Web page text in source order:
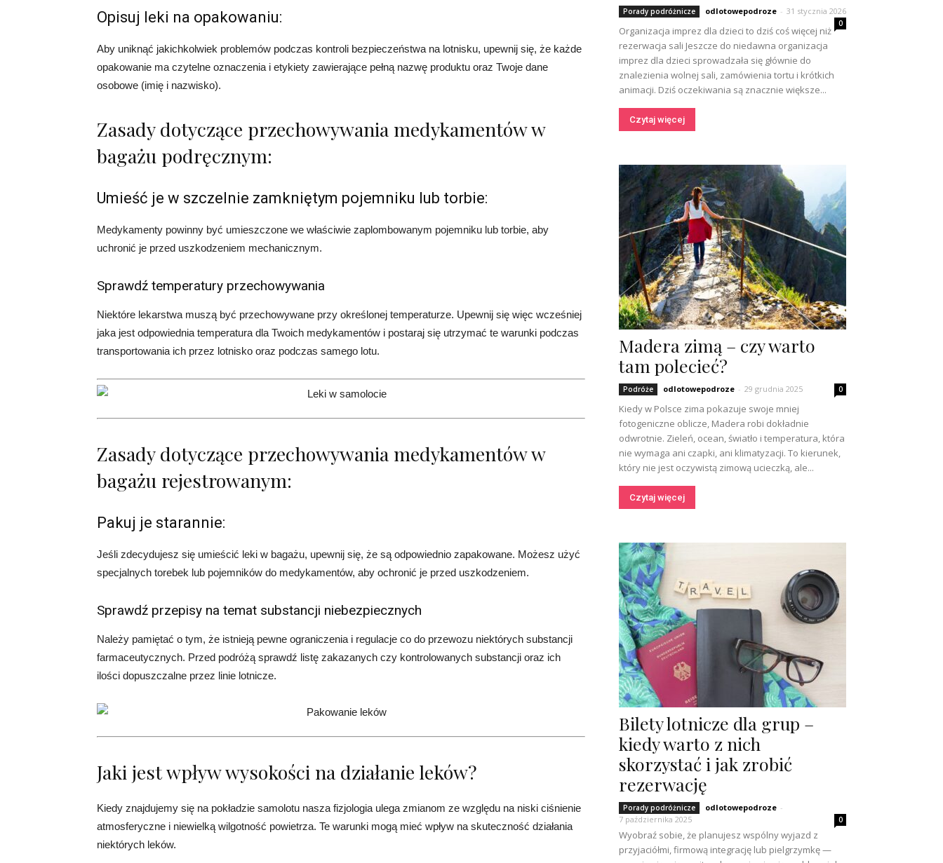
Opisuj leki na opakowaniu:
Aby uniknąć jakichkolwiek problemów podczas kontroli bezpieczeństwa na lotnisku, upewnij się, że każde
opakowanie ma czytelne oznaczenia i etykiety zawierające pełną nazwę produktu oraz Twoje dane
osobowe (imię i nazwisko).
Zasady dotyczące przechowywania medykamentów w
bagażu podręcznym:
Umieść je w szczelnie zamkniętym pojemniku lub torbie:
Medykamenty powinny być umieszczone we właściwie zaplombowanym pojemniku lub torbie, aby
uchronić je przed uszkodzeniem mechanicznym.
Sprawdź temperatury przechowywania
Niektóre lekarstwa muszą być przechowywane przy określonej temperaturze. Upewnij się więc wcześniej
jaka jest odpowiednia temperatura dla Twoich medykamentów i postaraj się utrzymać te warunki podczas
transportowania ich przez lotnisko oraz podczas samego lotu.
Zasady dotyczące przechowywania medykamentów w
bagażu rejestrowanym:
Pakuj je starannie:
Jeśli zdecydujesz się umieścić leki w bagażu, upewnij się, że są odpowiednio zapakowane. Możesz użyć
specjalnych torebek lub pojemników do medykamentów, aby ochronić je przed uszkodzeniem.
Sprawdź przepisy na temat substancji niebezpiecznych
Należy pamiętać o tym, że istnieją pewne ograniczenia i regulacje co do przewozu niektórych substancji
farmaceutycznych. Przed podróżą sprawdź listę zakazanych czy kontrolowanych substancji oraz ich
ilości dopuszczalne przez linie lotnicze.
Jaki jest wpływ wysokości na działanie leków?
Kiedy znajdujemy się na pokładzie samolotu nasza fizjologia ulega zmianom ze względu na niski ciśnienie
atmosferyczne i niewielką wilgotność powietrza. Te warunki mogą mieć wpływ na skuteczność działania
niektórych leków.
Porady podróżnicze odlotowepodroze - 31 stycznia 2026
0
Organizacja imprez dla dzieci to dziś coś więcej niż
rezerwacja sali Jeszcze do niedawna organizacja
imprez dla dzieci sprowadzała się głównie do
znalezienia wolnej sali, zamówienia tortu i krótkich
animacji. Dziś oczekiwania są znacznie większe...
Czytaj więcej
Madera zimą – czy warto
tam polecieć?
Podróże odlotowepodroze - 29 grudnia 2025 0
Kiedy w Polsce zima pokazuje swoje mniej
fotogeniczne oblicze, Madera robi dokładnie
odwrotnie. Zieleń, ocean, światło i temperatura, która
nie wymaga ani czapki, ani klimatyzacji. To kierunek,
który nie jest oczywistą zimową ucieczką, ale...
Czytaj więcej
Bilety lotnicze dla grup –
kiedy warto z nich
skorzystać i jak zrobić
rezerwację
Porady podróżnicze odlotowepodroze -
7 października 2025
0
Wyobraź sobie, że planujesz wspólny wyjazd z
przyjaciółmi, firmową integrację lub pielgrzymkę —